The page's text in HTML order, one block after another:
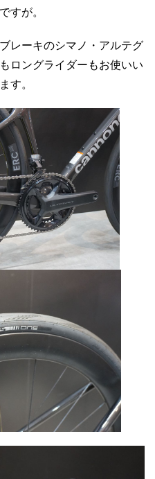
すが。
レーキのシマノ・アルテグ
ロングライダーもお使いい
す。